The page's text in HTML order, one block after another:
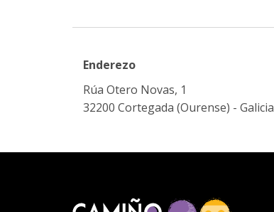
Enderezo
Rúa Otero Novas, 1
32200 Cortegada (Ourense) - Galicia